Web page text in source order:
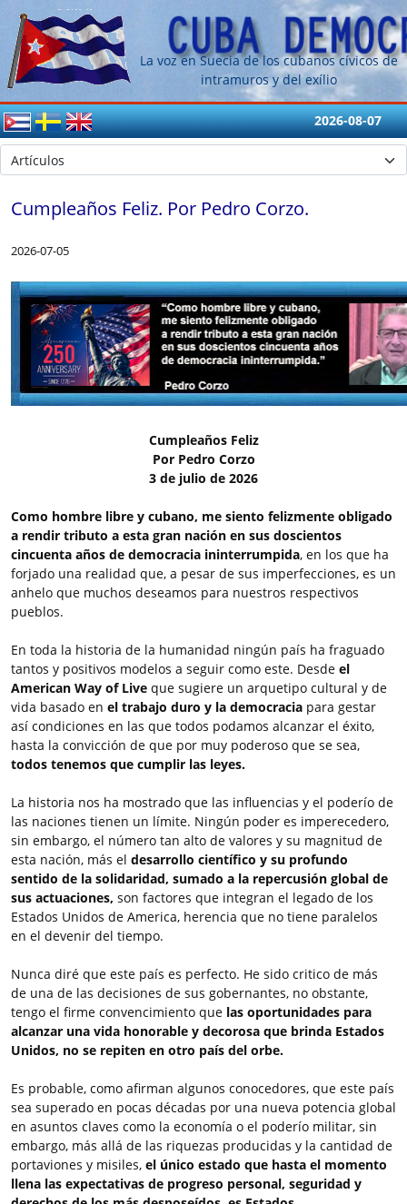
La voz en Suecia de los cubanos cívicos de
intramuros y del exílio
2026-08-07
Cumpleaños Feliz. Por Pedro Corzo.
2026-07-05
Cumpleaños Feliz
Por Pedro Corzo
3 de julio de 2026
Como hombre libre y cubano, me siento felizmente obligado
a rendir tributo a esta gran nación en sus doscientos
cincuenta años de democracia ininterrumpida, en los que ha
forjado una realidad que, a pesar de sus imperfecciones, es un
anhelo que muchos deseamos para nuestros respectivos
pueblos.
En toda la historia de la humanidad ningún país ha fraguado
tantos y positivos modelos a seguir como este. Desde el
American Way of Live que sugiere un arquetipo cultural y de
vida basado en el trabajo duro y la democracia para gestar
así condiciones en las que todos podamos alcanzar el éxito,
hasta la convicción de que por muy poderoso que se sea,
todos tenemos que cumplir las leyes.
La historia nos ha mostrado que las influencias y el poderío de
las naciones tienen un límite. Ningún poder es imperecedero,
sin embargo, el número tan alto de valores y su magnitud de
esta nación, más el desarrollo científico y su profundo
sentido de la solidaridad, sumado a la repercusión global de
sus actuaciones, son factores que integran el legado de los
Estados Unidos de America, herencia que no tiene paralelos
en el devenir del tiempo.
Nunca diré que este país es perfecto. He sido critico de más
de una de las decisiones de sus gobernantes, no obstante,
tengo el firme convencimiento que las oportunidades para
alcanzar una vida honorable y decorosa que brinda Estados
Unidos, no se repiten en otro país del orbe.
Es probable, como afirman algunos conocedores, que este país
sea superado en pocas décadas por una nueva potencia global
en asuntos claves como la economía o el poderío militar, sin
embargo, más allá de las riquezas producidas y la cantidad de
portaviones y misiles, el único estado que hasta el momento
llena las expectativas de progreso personal, seguridad y